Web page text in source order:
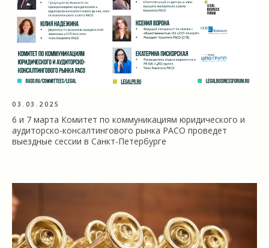
03.03.2025
6 и 7 марта Комитет по коммуникациям юридического и
аудиторско-консалтингового рынка РАСО проведет
выездные сессии в Санкт-Петербурге